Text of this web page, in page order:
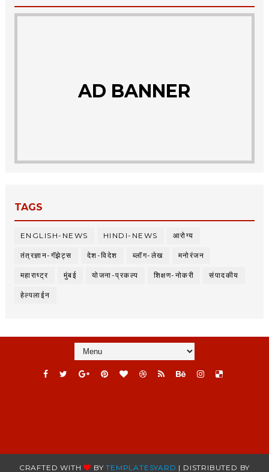
AD BANNER
TAGS
ENGLISH-NEWS HINDI-NEWS आरोग्य
तंत्रज्ञान-गॅझेट्स देश-विदेश ब्लॉग-लेख मनोरंजन
महाराष्ट्र मुंबई योजना-प्रकल्प शिक्षण-नोकरी संपादकीय
हेल्पलाईन
CRAFTED WITH BYTEMPLATESYARD | DISTRIBUTED BY